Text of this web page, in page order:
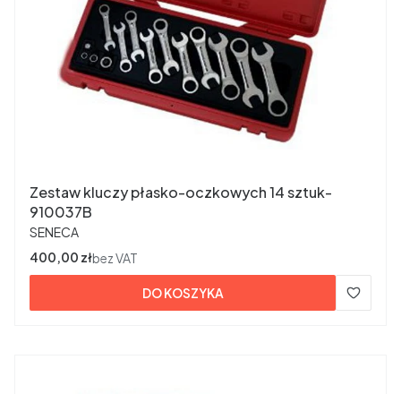
Zestaw kluczy płasko-oczkowych 14 sztuk-
910037B
PRODUCENT
SENECA
Cena
400,00 złbez VAT
DO KOSZYKA